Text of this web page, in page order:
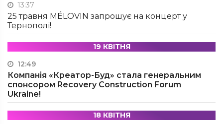
13:37
25 травня MÉLOVIN запрошує на концерт у
Тернополі!
19 КВІТНЯ
12:49
Компанія «Креатор-Буд» стала генеральним
спонсором Recovery Construction Forum
Ukraine!
18 КВІТНЯ